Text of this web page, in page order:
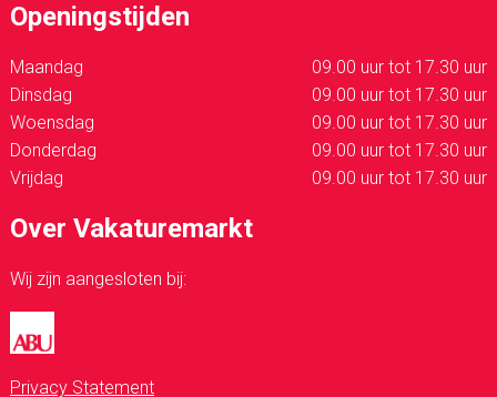
Openingstijden
Maandag
09.00 uur tot 17.30 uur
Dinsdag
09.00 uur tot 17.30 uur
Woensdag
09.00 uur tot 17.30 uur
Donderdag
09.00 uur tot 17.30 uur
Vrijdag
09.00 uur tot 17.30 uur
Over Vakaturemarkt
Wij zijn aangesloten bij:
Privacy Statement